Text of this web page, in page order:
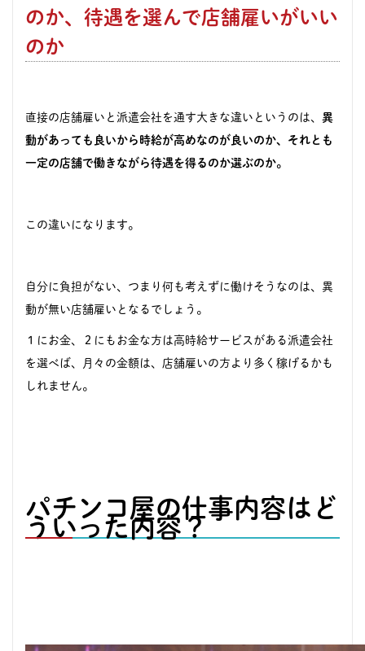
のか、待遇を選んで店舗雇いがいい
のか
直接の店舗雇いと派遣会社を通す大きな違いというのは、 異
動があっても良いから時給が高めなのが良いのか、 それとも
一定の店舗で働きながら待遇を得るのか選ぶのか。
この違いになります。
自分に負担がない、つまり何も考えずに働けそうなのは、異
動が無い店舗雇いとなるでしょう。
１にお金、２にもお金な方は高時給サービスがある派遣会社
を選べば、月々の金額は、店舗雇いの方より多く稼げるかも
しれません。
パチンコ屋の仕事内容はど
ういった内容？